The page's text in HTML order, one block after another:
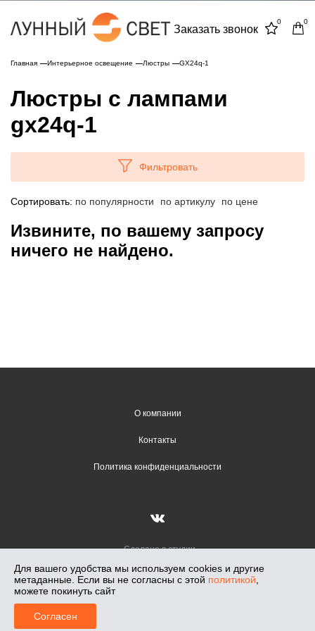
Главная
Заказать звонок
0 0
Главная Интерьерное освещение Люстры GX24q-1
Люстры с лампами
gx24q-1
Фильтровать
Сортировать: по популярности по артикулу по цене
Извините, по вашему запросу
ничего не найдено.
О компании
Контакты
Политика конфиденциальности
Лунный Свет — салон освещения в Новосибирске, работаем с 1991 г.
Салоны: Кирова, 108. Светлановская, 50. Телефон: +7-913-018-71-47,
2026
Сделано в студии
Для вашего удобства мы используем cookies и другие
метаданные. Если вы не согласны с этой политикой
можете покинуть сайт
Согласен